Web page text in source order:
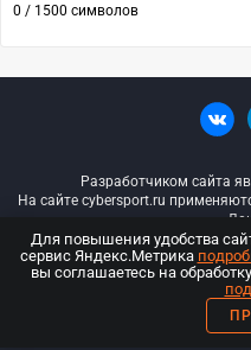
0 / 1500 символов
Разработчиком сайта
На сайте cybersport.ru
© ООО
ООО «Киберспорт.ру».
Для повышения удобства
сервис Яндекс.Метрика
вы соглашаетесь на